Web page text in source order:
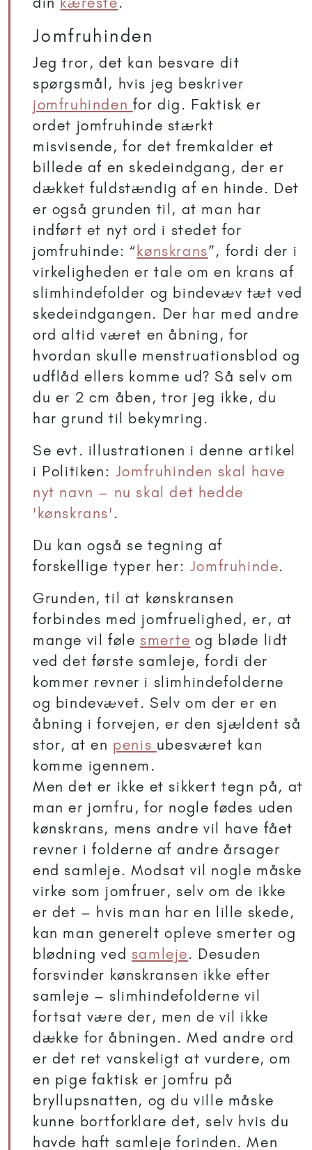
Jomfruhinden
Jeg tror, det kan besvare dit
spørgsmål, hvis jeg beskriver
jomfruhinden for dig. Faktisk er
ordet jomfruhinde stærkt
misvisende, for det fremkalder et
billede af en skedeindgang, der er
dækket fuldstændig af en hinde. Det
er også grunden til, at man har
indført et nyt ord i stedet for
jomfruhinde: “ kønskrans”, fordi der i
virkeligheden er tale om en krans af
slimhindefolder og bindevæv tæt ved
skedeindgangen. Der har med andre
ord altid været en åbning, for
hvordan skulle menstruationsblod og
udflåd ellers komme ud? Så selv om
du er 2 cm åben, tror jeg ikke, du
har grund til bekymring.
Se evt. illustrationen i denne artikel
i Politiken: Jomfruhinden skal have
nyt navn – nu skal det hedde
'kønskrans' .
Du kan også se tegning af
forskellige typer her: Jomfruhinde.
Grunden, til at kønskransen
forbindes med jomfruelighed, er, at
mange vil føle smerte og bløde lidt
ved det første samleje, fordi der
kommer revner i slimhindefolderne
og bindevævet. Selv om der er en
åbning i forvejen, er den sjældent så
stor, at en penis ubesværet kan
komme igennem.
Men det er ikke et sikkert tegn på, at
man er jomfru, for nogle fødes uden
kønskrans, mens andre vil have fået
revner i folderne af andre årsager
end samleje. Modsat vil nogle måske
virke som jomfruer, selv om de ikke
er det – hvis man har en lille skede,
kan man generelt opleve smerter og
blødning ved samleje. Desuden
forsvinder kønskransen ikke efter
samleje – slimhindefolderne vil
fortsat være der, men de vil ikke
dække for åbningen. Med andre ord
er det ret vanskeligt at vurdere, om
en pige faktisk er jomfru på
bryllupsnatten, og du ville måske
kunne bortforklare det, selv hvis du
havde haft samleje forinden. Men